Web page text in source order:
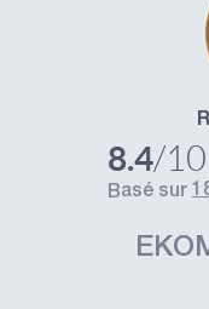
8.4/10
basé sur